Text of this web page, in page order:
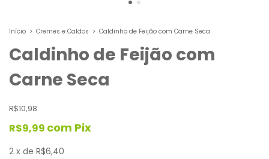
Início > Cremes e Caldos > Caldinho de Feijão com Carne Seca
Caldinho de Feijão com
Carne Seca
R$10,98
R$9,99 com Pix
2 x de R$6,40